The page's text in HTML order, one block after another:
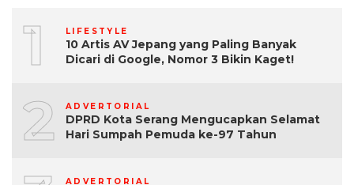
1 LIFESTYLE
10 Artis AV Jepang yang Paling Banyak
Dicari di Google, Nomor 3 Bikin Kaget!
2 ADVERTORIAL
DPRD Kota Serang Mengucapkan Selamat
Hari Sumpah Pemuda ke-97 Tahun
ADVERTORIAL